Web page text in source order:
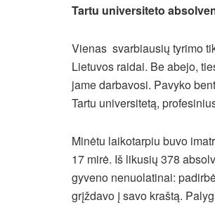
Tartu universiteto
Vienas svarbiausių tyrimo
Lietuvos raidai. Be abejo,
jame darbavosi. Pavyko
Tartu universitetą,
Minėtu laikotarpiu buvo
17 mirė. Iš likusių 378
gyveno nenuolatinai:
grįždavo į savo kraštą.